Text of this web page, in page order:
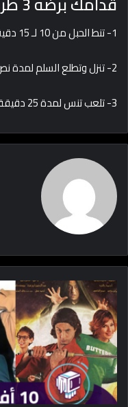
1- تنط الحبل من 10 لـ 15 دقيقة
2- تنزل وتطلع السلم لمدة نص ساعة
3- تلعب تنس لمدة 25 دقيقة